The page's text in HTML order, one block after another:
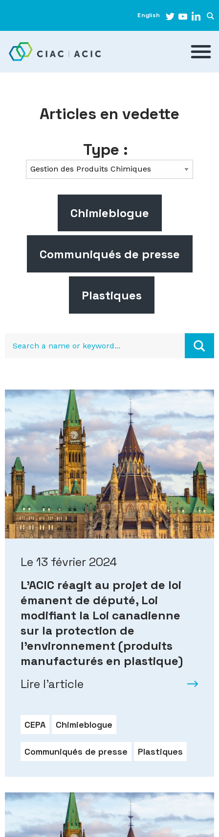
English
Articles en vedette
Type :
Chimieblogue
Communiqués de presse
Plastiques
Le 13 février 2024
L’ACIC réagit au projet de loi
émanent de député, Loi
modifiant la Loi canadienne
sur la protection de
l’environnement (produits
manufacturés en plastique)
Lire l’article
CEPA Chimieblogue
Communiqués de presse Plastiques